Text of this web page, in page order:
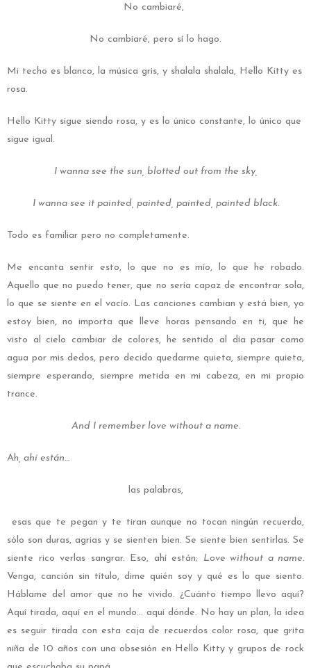
No cambiaré,
No cambiaré, pero sí lo hago.
Mi techo es blanco, la música gris, y shalala shalala, Hello Kitty es
rosa.
Hello Kitty sigue siendo rosa, y es lo único constante, lo único que
sigue igual.
I wanna see the sun, blotted out from the sky,
I wanna see it painted, painted, painted, painted black.
Todo es familiar pero no completamente.
Me encanta sentir esto, lo que no es mío, lo que he robado.
Aquello que no puedo tener, que no sería capaz de encontrar sola,
lo que se siente en el vacío. Las canciones cambian y está bien, yo
estoy bien, no importa que lleve horas pensando en ti, que he
visto al cielo cambiar de colores, he sentido al día pasar como
agua por mis dedos, pero decido quedarme quieta, siempre quieta,
siempre esperando, siempre metida en mi cabeza, en mi propio
trance.
And I remember love without a name.
Ah , ahí están…
las palabras,
esas que te pegan y te tiran aunque no tocan ningún recuerdo,
sólo son duras, agrias y se sienten bien. Se siente bien sentirlas. Se
siente rico verlas sangrar. Eso, ahí están; Love without a name.
Venga, canción sin título, dime quién soy y qué es lo que siento.
Háblame del amor que no he vivido. ¿Cuánto tiempo llevo aquí?
Aquí tirada, aquí en el mundo… aquí dónde. No hay un plan, la idea
es seguir tirada con esta caja de recuerdos color rosa, que grita
niña de 10 años con una obsesión en Hello Kitty y grupos de rock